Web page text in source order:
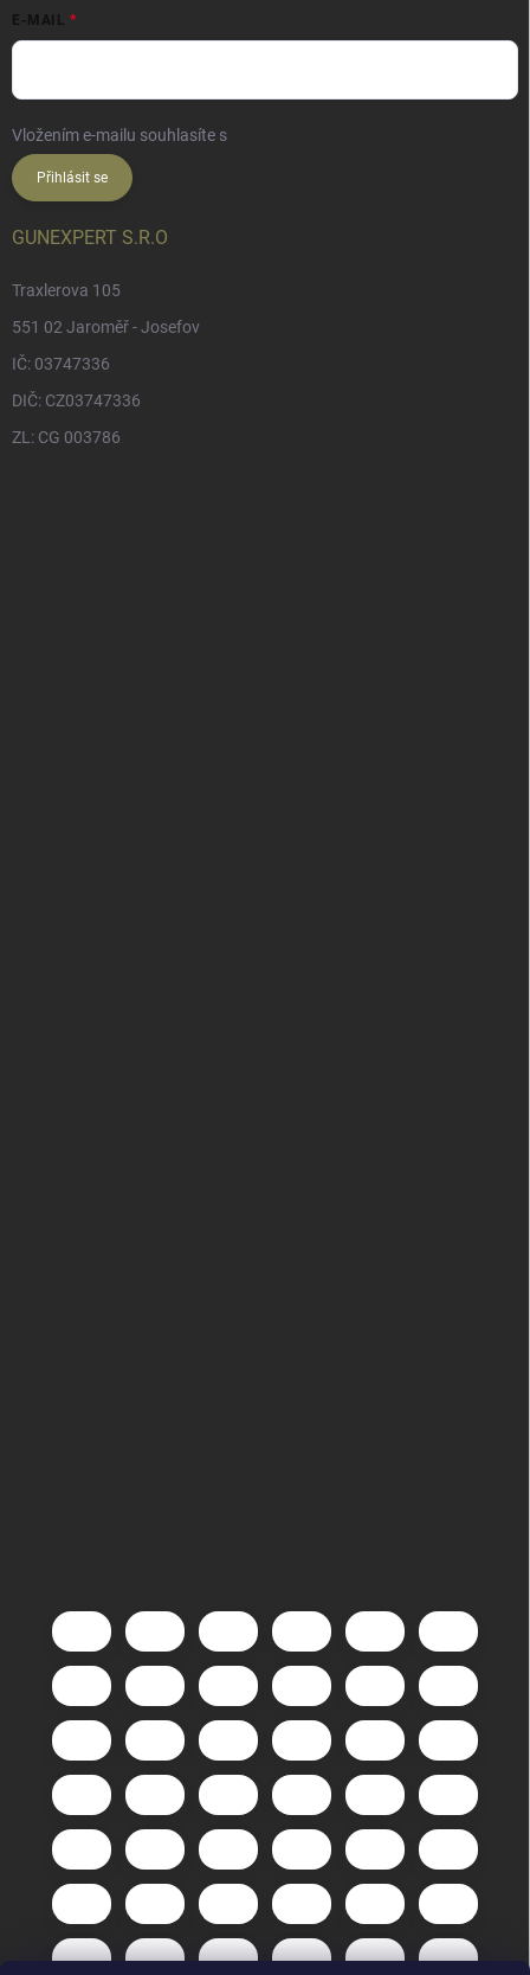
E-MAIL
Vložením e-mailu souhlasíte s
Přihlásit se
GUNEXPERT S.R.O
Traxlerova 105
551 02 Jaroměř - Josefov
IČ: 03747336
DIČ: CZ03747336
ZL: CG 003786